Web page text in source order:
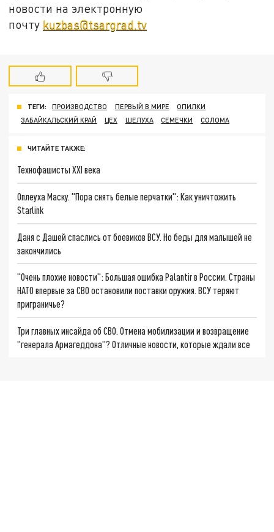
новости на электронную
почту kuzbas@tsargrad.tv
ТЕГИ: ПРОИЗВОДСТВО ПЕРВЫЙ В МИРЕ
ОПИЛКИ
ЗАБАЙКАЛЬСКИЙ КРАЙ
ЦЕХ ШЕЛУХА СЕМЕЧКИ СОЛОМА
ЧИТАЙТЕ ТАКЖЕ:
Технофашисты XXI века
Оплеуха Маску. "Пора снять белые перчатки": Как уничтожить
Starlink
Даня с Дашей спаслись от боевиков ВСУ. Но беды для малышей не
закончились
"Очень плохие новости": Большая ошибка Palantir в России. Страны
НАТО впервые за СВО остановили поставки оружия. ВСУ теряют
приграничье?
Три главных инсайда об СВО. Отмена мобилизации и возвращение
"генерала Армагеддона"? Отличные новости, которые ждали все